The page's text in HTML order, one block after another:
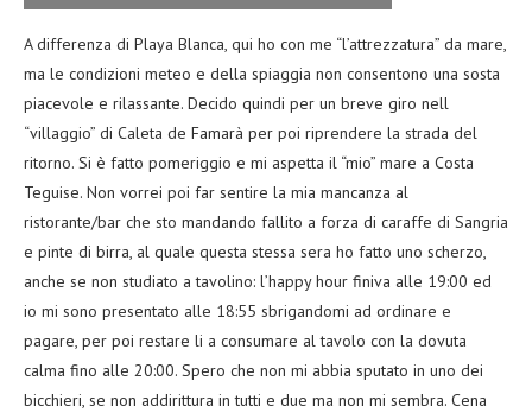
A differenza di Playa Blanca, qui ho con me “l’attrezzatura” da mare,
ma le condizioni meteo e della spiaggia non consentono una sosta
piacevole e rilassante. Decido quindi per un breve giro nell
“villaggio” di Caleta de Famarà per poi riprendere la strada del
ritorno. Si è fatto pomeriggio e mi aspetta il “mio” mare a Costa
Teguise. Non vorrei poi far sentire la mia mancanza al
ristorante/bar che sto mandando fallito a forza di caraffe di Sangria
e pinte di birra, al quale questa stessa sera ho fatto uno scherzo,
anche se non studiato a tavolino: l’happy hour finiva alle 19:00 ed
io mi sono presentato alle 18:55 sbrigandomi ad ordinare e
pagare, per poi restare li a consumare al tavolo con la dovuta
calma fino alle 20:00. Spero che non mi abbia sputato in uno dei
bicchieri, se non addirittura in tutti e due ma non mi sembra. Cena